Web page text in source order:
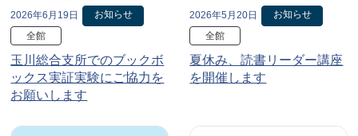
2026年6月19日
お知らせ
全館
玉川総合支所でのブックボ
ックス実証実験にご協力を
お願いします
2026年5月20日
お知らせ
全館
夏休み、読書リーダー講座
を開催します